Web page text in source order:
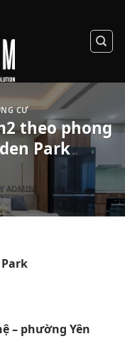
CƯ
theo phong
Park
ADMIN
– phường Yên